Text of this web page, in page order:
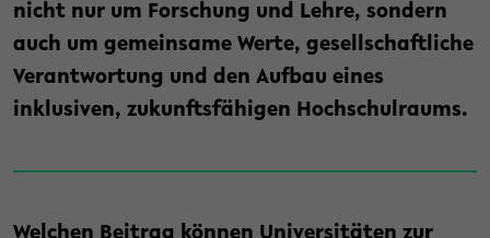
nicht nur um Forschung und Lehre, sondern
auch um gemeinsame Werte, gesellschaftliche
Verantwortung und den Aufbau eines
inklusiven, zukunftsfähigen Hochschulraums.
Welchen Beitrag können Universitäten zur